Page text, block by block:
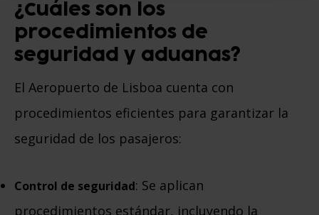
¿Cuáles son los
procedimientos de
seguridad y aduanas?
El Aeropuerto de Lisboa cuenta con
procedimientos eficientes para garantizar la
seguridad de los pasajeros:
Control de seguridad: Se aplican
procedimientos estándar, incluyendo la